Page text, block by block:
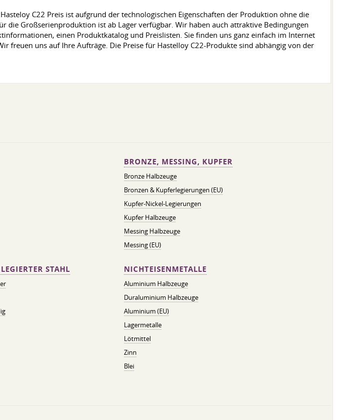
C22 Preis ist aufgrund der technologischen Eigenschaften der Produktion ohne die
die Großserienproduktion ist ab Lager verfügbar. Wir haben auch attraktive Bedingungen
einen Produktkatalog und Preislisten. Sie finden uns ganz einfach im Internet
freuen uns auf Ihre Aufträge. Die Preise für Hastelloy C22-Produkte sind abhängig von der
BRONZE, MESSING, KUPFER
Bronze Halbzeuge
Bronzen & Kupferlegierungen (EU)
Kupfer-Nickel-Legierungen
Kupfer Halbzeuge
Messing Halbzeuge
Messing (EU)
STAHL NICHTEISENMETALLE
Aluminium Halbzeuge
Duraluminium Halbzeuge
Aluminium (EU)
Lagermetalle
Lötmittel
Zinn
Blei